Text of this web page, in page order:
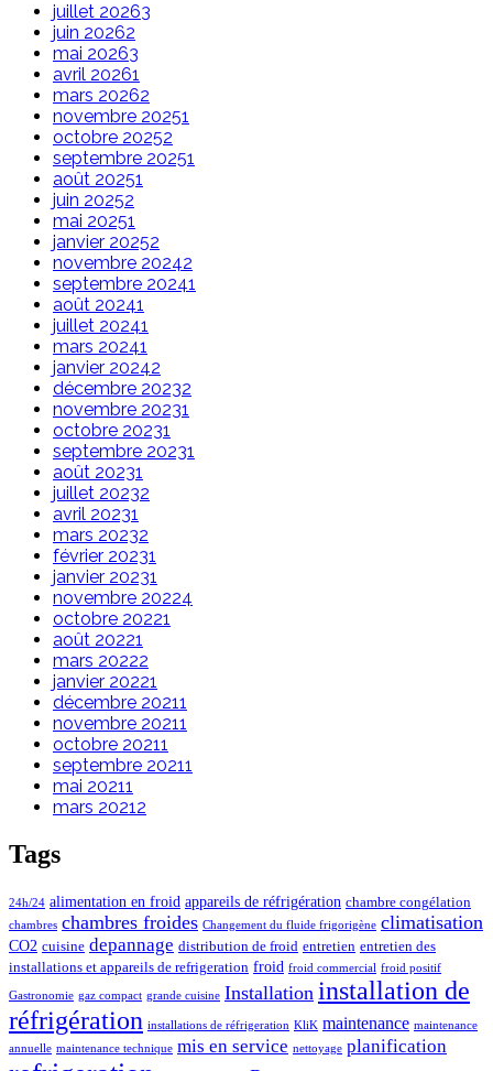
juillet 20263
juin 20262
mai 20263
avril 20261
mars 20262
novembre 20251
octobre 20252
septembre 20251
août 20251
juin 20252
mai 20251
janvier 20252
novembre 20242
septembre 20241
août 20241
juillet 20241
mars 20241
janvier 20242
décembre 20232
novembre 20231
octobre 20231
septembre 20231
août 20231
juillet 20232
avril 20231
mars 20232
février 20231
janvier 20231
novembre 20224
octobre 20221
août 20221
mars 20222
janvier 20221
décembre 20211
novembre 20211
octobre 20211
septembre 20211
mai 20211
mars 20212
Tags
24h/24 alimentation en froid appareils de réfrigération chambre congélation
chambres chambres froides Changement du fluide frigorigène climatisation
CO2 cuisine depannage distribution de froid entretien entretien des
installations et appareils de refrigeration froid froid commercial froid positif
Gastronomie gaz compact grande cuisine Installation installation de
réfrigération installations de réfrigeration KliK maintenance maintenance
annuelle maintenance technique mis en service nettoyage planification